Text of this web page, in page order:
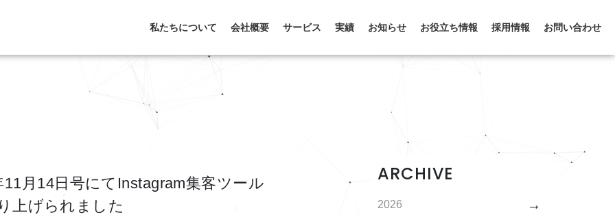
私たちについて 会社概要 サービス 実績 お知らせ お役立ち情報 採用情報 お問い合わせ
月14日号にてInstagram集客ツール
上げられました
ARCHIVE
2026